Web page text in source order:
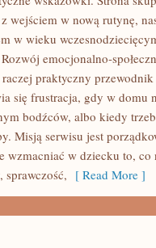
wejściem w nową rutynę,
w wieku
emocjonalno-
praktyczny
się frustracja, gdy w domu
bodźców, albo kiedy
Misją serwisu jest
wzmacniać w dziecku to,
sprawczość, [ Read More ]